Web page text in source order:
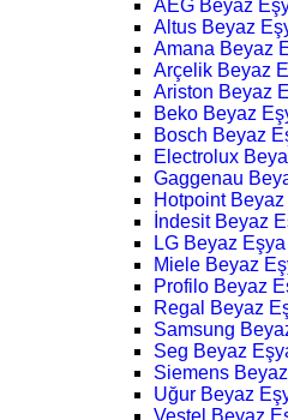
AEG Beyaz
Altus Beyaz
Amana Beyaz
Arçelik Beyaz
Ariston Beyaz
Beko Beyaz
Bosch Beyaz
Electrolux
Gaggenau
Hotpoint
İndesit Beyaz
LG Beyaz
Miele Beyaz
Profilo Beyaz
Regal Beyaz
Samsung
Seg Beyaz
Siemens
Uğur Beyaz
Vestel Beyaz